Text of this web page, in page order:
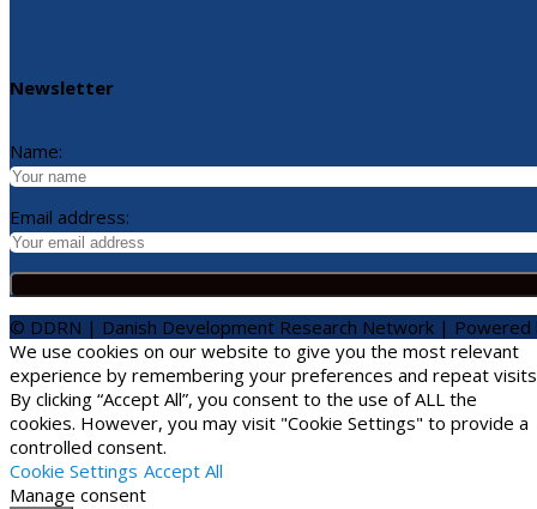
Newsletter
Name:
Email address:
© DDRN | Danish Development Research Network |
We use cookies on our website to give you the most relevant
experience by remembering your preferences and repeat
By clicking “Accept All”, you consent to the use of ALL the
cookies. However, you may visit "Cookie Settings" to provide a
controlled consent.
Cookie Settings Accept All
Manage consent